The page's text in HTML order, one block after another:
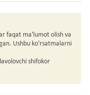
faqat ma'lumot olish va
Ushbu ko'rsatmalarni
shifokor